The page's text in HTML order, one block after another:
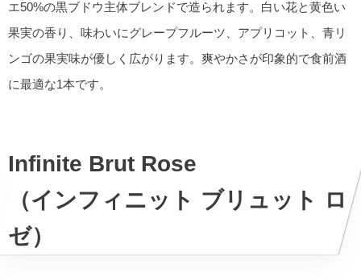
エ50%の黒ブドウ主体ブレンドで造られます。白い花と黄色い
果実の香り、味わいにグレープフルーツ、アプリコット、青リ
ンゴの果実味が優しく広がります。爽やかさが印象的で食前酒
に最適な1本です。
Infinite Brut Rose
（インフィニット ブリュット ロ
ゼ）